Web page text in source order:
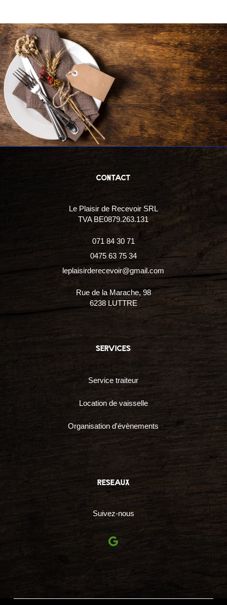
.
contact
Le Plaisir de Recevoir SRL
TVA BE0879.263.131
071 84 30 71
0475 63 75 34
leplaisirderecevoir@gmail.com
Rue de la Marache, 98
6238 LUTTRE
services
Service traiteur
Location de vaisselle
Organisation d'évènements
reseaux
Suivez-nous